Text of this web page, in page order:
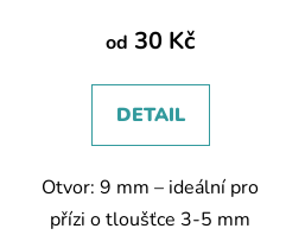
od 30 Kč
DETAIL
Otvor: 9 mm – ideální pro
přízi o tloušťce 3-5 mm